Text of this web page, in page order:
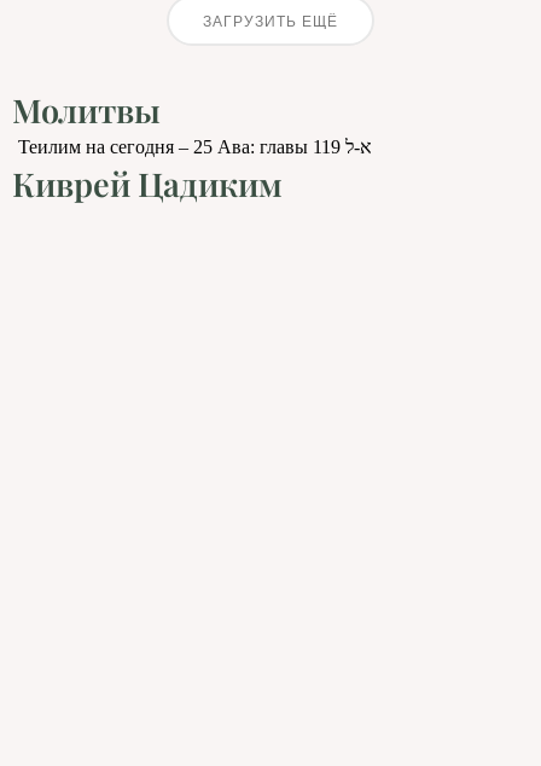
ЗАГРУЗИТЬ ЕЩЁ
Молитвы
Теилим на сегодня – 25 Ава: главы 119 א-ל
Киврей Цадиким